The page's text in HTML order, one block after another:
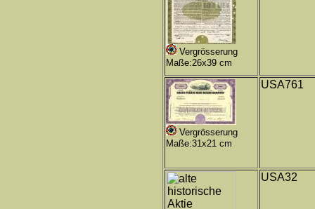
Vergrösserung
Maße:26x39 cm
Vergrösserung
Maße:31x21 cm
USA761
USA32